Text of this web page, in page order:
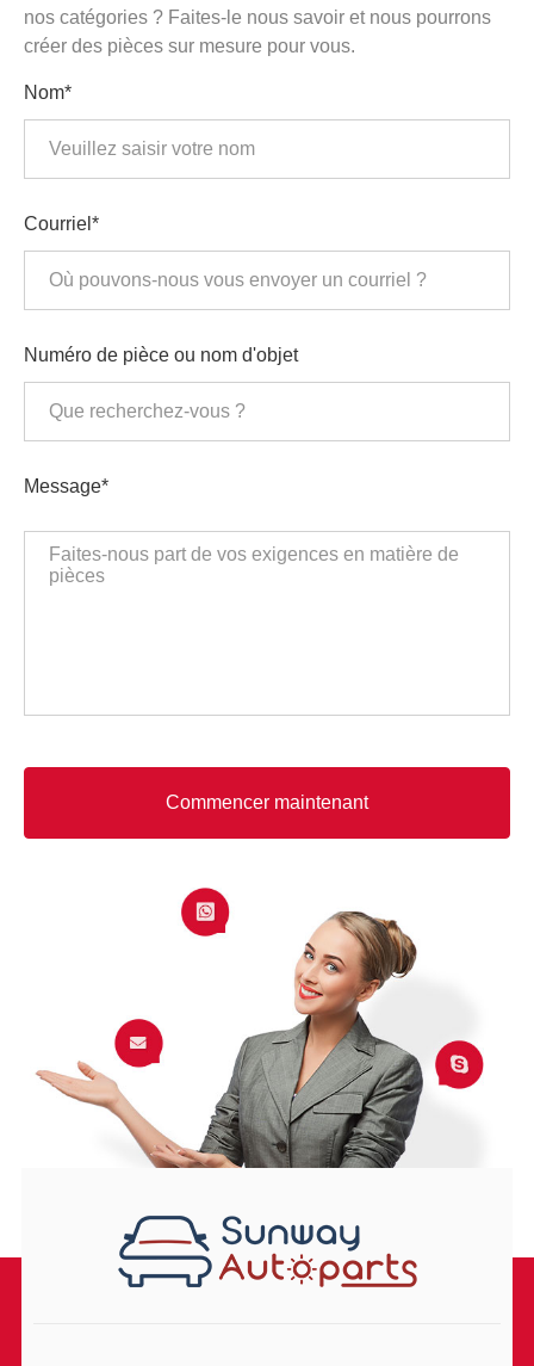
nos catégories ? Faites-le nous savoir et nous pourrons
créer des pièces sur mesure pour vous.
Nom*
Courriel*
Numéro de pièce ou nom d'objet
Message*